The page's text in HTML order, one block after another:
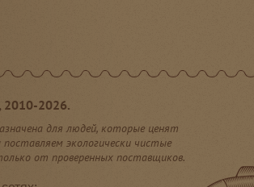
2010-2026.
для людей, которые ценят
экологически чистые
от проверенных поставщиков.